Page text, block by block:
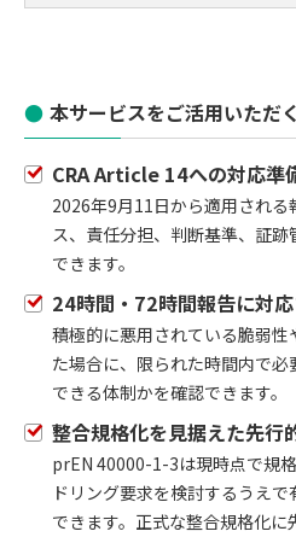
本サービスをご活用いただ
CRA Article 14への対応準
2026年9月11日から適用され
ス、責任分担、判断基準、証
できます。
24時間・72時間報告に対
積極的に悪用されている脆弱
た場合に、限られた時間内で
できる体制かを確認できます。
整合規格化を見据えた先行
prEN 40000-1-3は現時点で規
ドリング要求を検討するうえ
できます。正式な整合規格化